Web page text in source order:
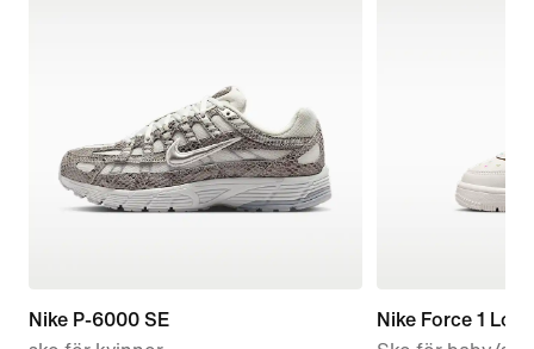
Nike P-6000 SE
Nike Force 1 Low